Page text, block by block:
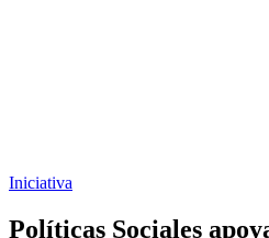
Iniciativa
Políticas Sociales